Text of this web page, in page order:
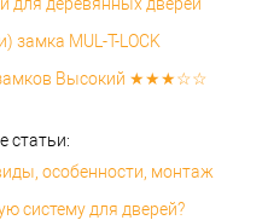
замка MUL-T-LOCK
замков Высокий ★★★☆☆
статьи:
особенности, монтаж
систему для дверей?